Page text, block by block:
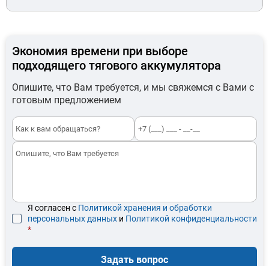
Экономия времени при выборе
подходящего тягового аккумулятора
Опишите, что Вам требуется, и мы свяжемся с Вами с
готовым предложением
Я согласен с Политикой хранения и обработки
персональных данных и Политикой конфиденциальности
*
Задать вопрос